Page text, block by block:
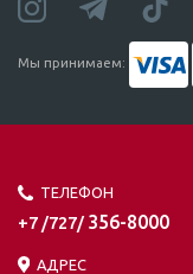
Мы принимаем:
ТЕЛЕФОН
+7 /727/ 356-8000
АДРЕС